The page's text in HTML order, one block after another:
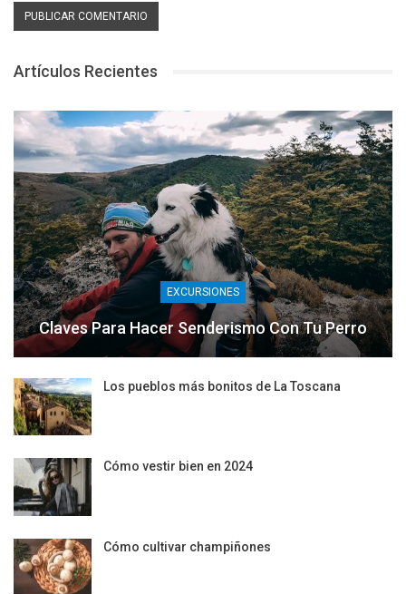
Artículos Recientes
EXCURSIONES
Claves Para Hacer Senderismo Con Tu Perro
Los pueblos más bonitos de La Toscana
Cómo vestir bien en 2024
Cómo cultivar champiñones